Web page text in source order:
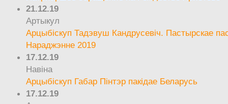
21.12.19
Артыкул
Арцыбіскуп Тадэвуш Кандрусевіч. Пастырскае
Нараджэнне 2019
17.12.19
Навіна
Арцыбіскуп Габар Пінтэр пакідае Беларусь
17.12.19